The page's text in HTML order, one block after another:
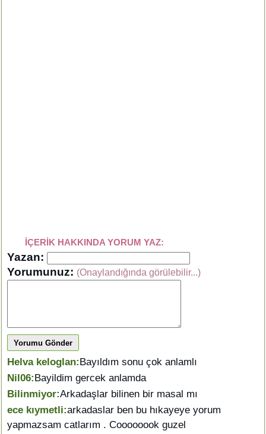
İÇERİK HAKKINDA YORUM YAZ:
Yazan:
Yorumunuz: (Onaylandığında görülebilir...)
Yorumu Gönder
Helva keloglan:Bayıldım sonu çok anlamlı
Nil06:Bayildim gercek anlamda
Bilinmiyor:Arkadaşlar bilinen bir masal mı
ece kıymetli:arkadaslar ben bu hıkayeye yorum
yapmazsam catlarım . Coooooook guzel